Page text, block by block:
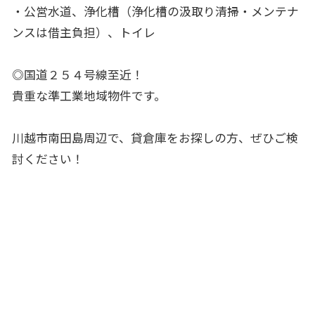
・公営水道、浄化槽（浄化槽の汲取り清掃・メンテナ
ンスは借主負担）、トイレ
◎国道２５４号線至近！
貴重な準工業地域物件です。
川越市南田島周辺で、貸倉庫をお探しの方、ぜひご検
討ください！